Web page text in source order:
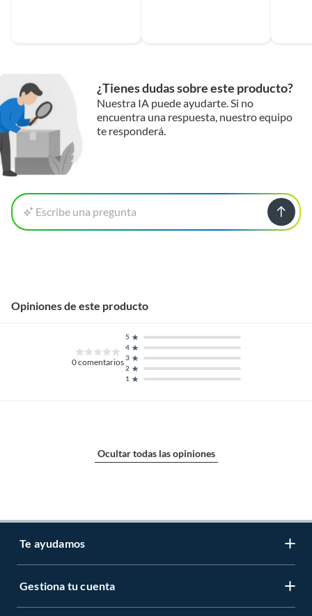
¿Tienes dudas sobre este producto?
Nuestra IA puede ayudarte. Si no
encuentra una respuesta, nuestro equipo
te responderá.
Escribe una pregunta
Opiniones de este producto
0comentarios
1
2
3
4
5
Ocultar todas las opiniones
Te ayudamos
LIbro de reclamaciones
Gestiona tu cuenta